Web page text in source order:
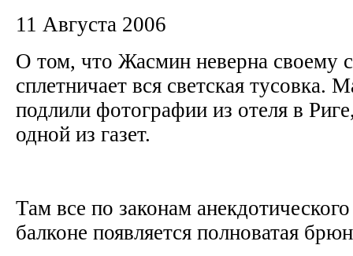
11 Августа 2006
О том, что Жасмин неверна своему
сплетничает вся светская тусовка.
подлили фотографии из отеля в
одной из газет.
Там все по законам
балконе появляется полноватая